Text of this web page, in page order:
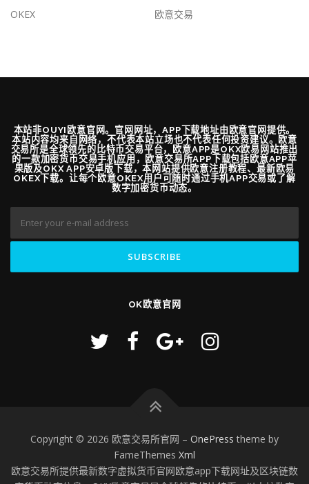
OKEX 欧意交易
本站非OUYI欧意官网。官网网址，APP下载地址由欧意官网提供。
本站内容均来自网络，不代表本站立场也不代表任何投资建议。欧意
交易所是全球领先的比特币交易平台，欧意APP是OKX欧易网站推出
的一款加密货币交易手机应用，欧意交易所APP下载包括欧意APP苹
果版及OKX APP安卓版下载，本网站提供欧意注册教程、最新欧易
OKEX下载。让每个欧意OKEX用户可随时通过手机APP交易或了解
数字加密货币动态。
OK欧意官网
Copyright © 2026 欧意交易所官网 – OnePress theme by
FameThemes Xml
欧意交易所提供最新数字虚拟货币官网欧意app下载网址及区块链数